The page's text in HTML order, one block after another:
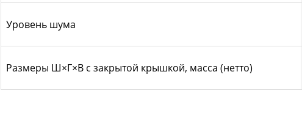
Уровень шума
Размеры Ш×Г×В с закрытой крышкой, масса (нетто)